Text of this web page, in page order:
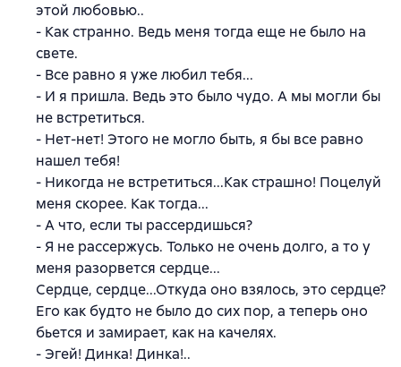
этой любовью..
- Как странно. Ведь меня тогда еще не было на
свете.
- Все равно я уже любил тебя...
- И я пришла. Ведь это было чудо. А мы могли бы
не встретиться.
- Нет-нет! Этого не могло быть, я бы все равно
нашел тебя!
- Никогда не встретиться...Как страшно! Поцелуй
меня скорее. Как тогда...
- А что, если ты рассердишься?
- Я не рассержусь. Только не очень долго, а то у
меня разорвется сердце...
Сердце, сердце...Откуда оно взялось, это сердце?
Его как будто не было до сих пор, а теперь оно
бьется и замирает, как на качелях.
- Эгей! Динка! Динка!..